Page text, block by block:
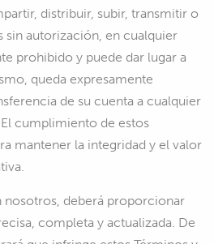
distribuir, subir, transmitir o
sin autorización, en cualquier
prohibido y puede dar lugar a
queda expresamente
de su cuenta a cualquier
cumplimiento de estos
mantener la integridad y el valor
nosotros, deberá proporcionar
completa y actualizada. De